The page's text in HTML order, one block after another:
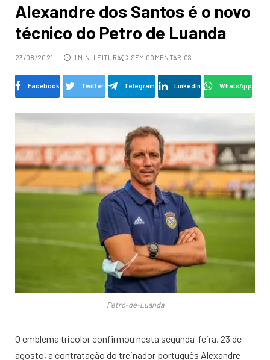
Alexandre dos Santos é o novo
técnico do Petro de Luanda
23/08/2021 1 MIN. LEITURA SEM COMENTÁRIOS
Facebook Twitter Telegram LinkedIn WhatsApp
Petro-de-Luanda
O emblema tricolor confirmou nesta segunda-feira, 23 de
agosto, a contratação do treinador português Alexandre